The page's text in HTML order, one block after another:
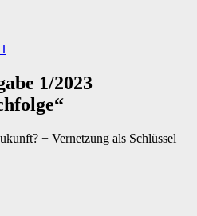
1/2023
− Vernetzung als Schlüssel